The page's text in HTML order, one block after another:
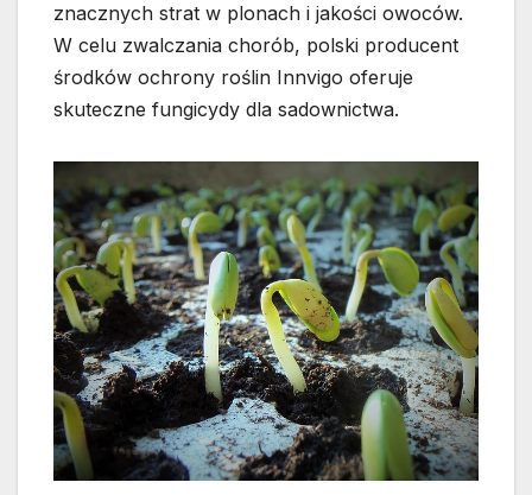
znacznych strat w plonach i jakości owoców.
W celu zwalczania chorób, polski producent
środków ochrony roślin Innvigo oferuje
skuteczne fungicydy dla sadownictwa.